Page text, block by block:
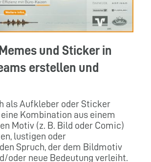
und Sticker in
erstellen und
als Aufkleber oder Sticker
Kombination aus einem
Motiv (z. B. Bild oder Comic)
lustigen oder
Spruch, der dem Bildmotiv
oder neue Bedeutung verleiht.